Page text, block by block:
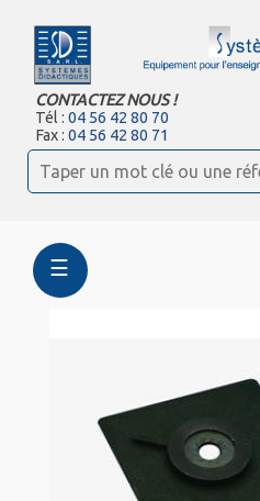
CONTACTEZ NOUS !
Tél :04 56 42 80 70
Fax :04 56 42 80 71
☰